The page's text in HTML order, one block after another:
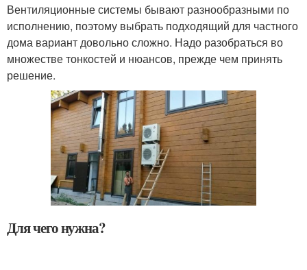
Вентиляционные системы бывают разнообразными по
исполнению, поэтому выбрать подходящий для частного
дома вариант довольно сложно. Надо разобраться во
множестве тонкостей и нюансов, прежде чем принять
решение.
Для чего нужна?